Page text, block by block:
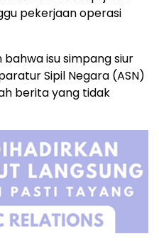
pekerjaan operasi
isu simpang siur
Sipil Negara (ASN)
berita yang tidak